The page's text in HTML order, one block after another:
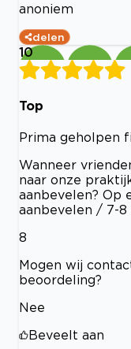
anoniem
delen
10
Top
Prima geholpen
Wanneer
naar onze
aanbevelen? Op
aanbevelen / 7-8
8
Mogen wij
beoordeling?
Nee
Beveelt aan